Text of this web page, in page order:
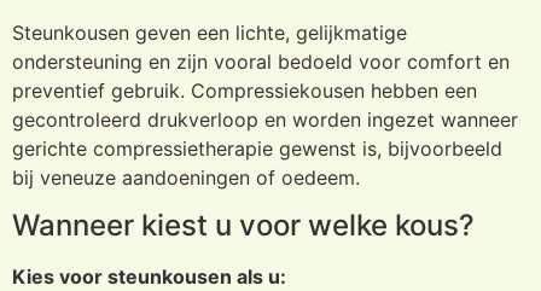
Steunkousen geven een lichte, gelijkmatige
ondersteuning en zijn vooral bedoeld voor comfort en
preventief gebruik. Compressiekousen hebben een
gecontroleerd drukverloop en worden ingezet wanneer
gerichte compressietherapie gewenst is, bijvoorbeeld
bij veneuze aandoeningen of oedeem.
Wanneer kiest u voor welke kous?
Kies voor steunkousen als u: